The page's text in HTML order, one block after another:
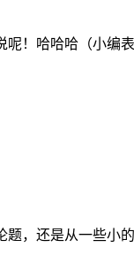
！哈哈哈（小
，还是从一些小